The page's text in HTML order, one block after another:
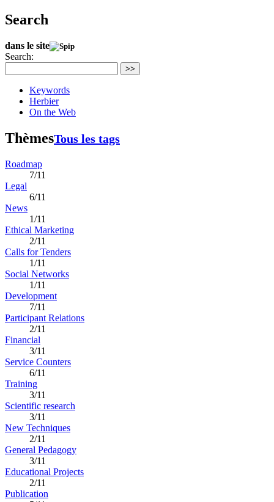
Search
dans le site
Search:
>>
Keywords
Herbier
On the Web
ThèmesTous les tags
Roadmap
7/11
Legal
6/11
News
1/11
Ethical Marketing
2/11
Calls for Tenders
1/11
Social Networks
1/11
Development
7/11
Participant Relations
2/11
Financial
3/11
Service Counters
6/11
Training
3/11
Scientific research
3/11
New Techniques
2/11
General Pedagogy
3/11
Educational Projects
2/11
Publication